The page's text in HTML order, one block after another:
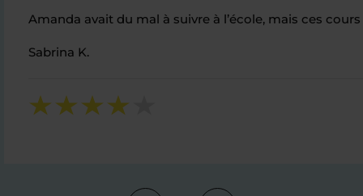
Amanda avait du mal à suivre à l’école, mais ces
Sabrina K.